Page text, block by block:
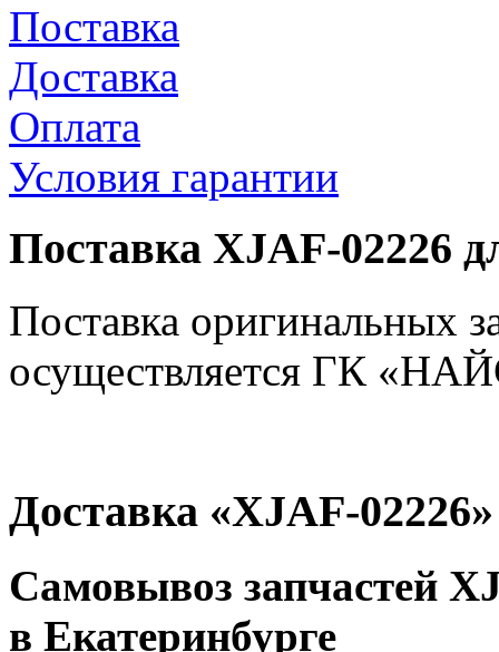
Поставка
Доставка
Оплата
Условия гарантии
Поставка XJAF-02226
Поставка оригинальных
осуществляется ГК
Доставка «XJAF-02226»
Самовывоз запчастей
в Екатеринбурге